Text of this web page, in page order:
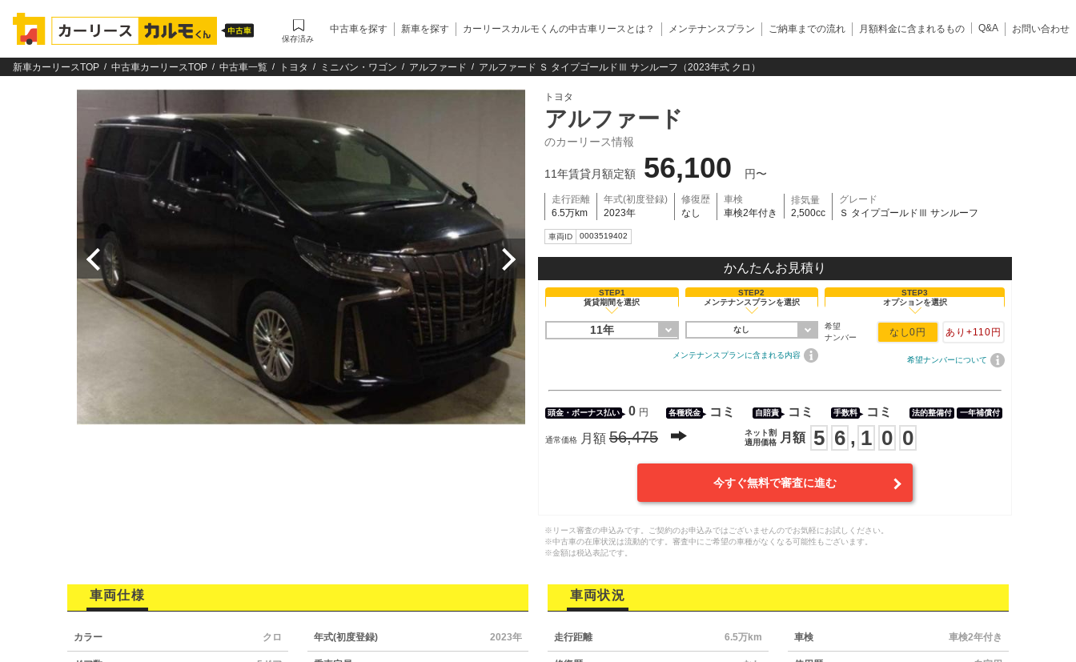
保存済み
中古車を探す 新車を探す カーリースカルモくんの中古車リースとは？ メンテナンスプラン ご納車までの流れ 月額料金に含まれるもの Q&A お問い合わせ
新車カーリースTOP 中古車カーリースTOP 中古車一覧 トヨタ ミニバン・ワゴン アルファード アルファード Ｓ タイプゴールドⅢ サンルーフ（2023年式 クロ）
トヨタ
アルファード
のカーリース情報
11年賃貸月額定額 56,100 円〜
走行距離
6.5万km
年式(初度登録)
2023年
修復歴
なし
車検
車検2年付き
排気量
2,500cc
グレード
Ｓ タイプゴールドⅢ サンルーフ
車両ID 0003519402
かんたんお見積り
STEP1
賃貸期間を選択
11年
STEP2
メンテナンスプランを選択
なし
メンテナンスプランに含まれる内容
STEP3
オプションを選択
希望
ナンバー
なし0円 あり +110円
希望ナンバーについて
頭金・ボーナス払い 0 円 各種税金 コミ 自賠責 コミ 手数料 コミ 法的整備付 一年補償付
通常価格 月額 56,475
ネット割
適用価格
月額 5 6 , 1 0 0
今すぐ無料で審査に進む
※リース審査の申込みです。ご契約のお申込みではございませんのでお気軽にお試しください。
※中古車の在庫状況は流動的です。審査中にご希望の車種がなくなる可能性もございます。
※金額は税込表記です。
車両仕様
カラー クロ 年式(初度登録) 2023年
車両状況
走行距離 6.5万km 車検 車検2年付き